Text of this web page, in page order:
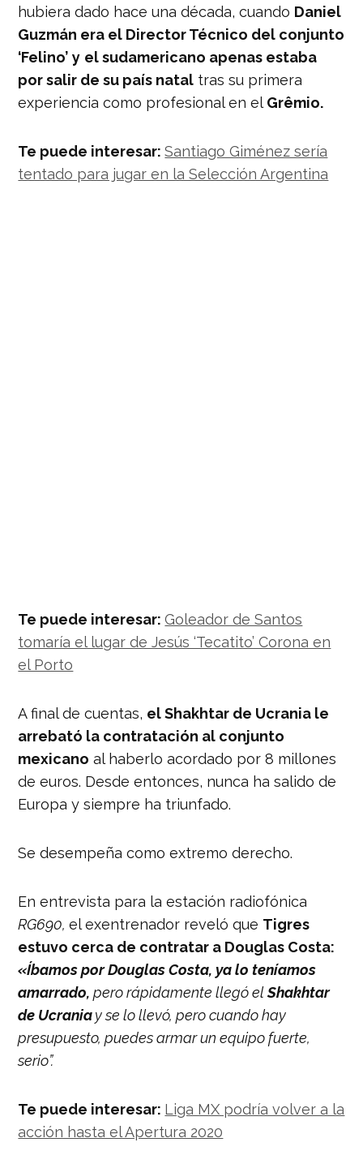
hubiera dado hace una década, cuando Daniel
Guzmán era el Director Técnico del conjunto
‘Felino’ y el sudamericano apenas estaba
por salir de su país natal tras su primera
experiencia como profesional en el Grêmio.
Te puede interesar:Santiago Giménez sería
tentado para jugar en la Selección Argentina
Te puede interesar:Goleador de Santos
tomaría el lugar de Jesús ‘Tecatito’ Corona en
el Porto
A final de cuentas, el Shakhtar de Ucrania le
arrebató la contratación al conjunto
mexicano al haberlo acordado por 8 millones
de euros. Desde entonces, nunca ha salido de
Europa y siempre ha triunfado.
Se desempeña como extremo derecho.
En entrevista para la estación radiofónica
RG690,el exentrenador reveló que Tigres
estuvo cerca de contratar a Douglas Costa:
«Íbamos por Douglas Costa, ya lo teníamos
amarrado, pero rápidamente llegó elShakhtar
de Ucraniay se lo llevó, pero cuando hay
presupuesto, puedes armar un equipo fuerte,
serio”.
Te puede interesar: Liga MX podría volver a la
acción hasta el Apertura 2020